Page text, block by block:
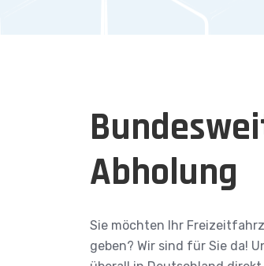
Abholung
Sie möchten Ihr
geben? Wir sind für Sie da!